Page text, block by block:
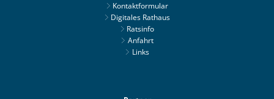
Kontaktformular
Digitales Rathaus
Ratsinfo
Anfahrt
Links